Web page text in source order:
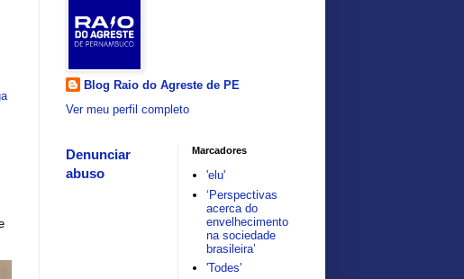
Blog Raio do Agreste de PE
Ver meu perfil completo
Denunciar
abuso
Marcadores
'elu'
‘Perspectivas
acerca do
envelhecimento
na sociedade
brasileira’
'Todes'